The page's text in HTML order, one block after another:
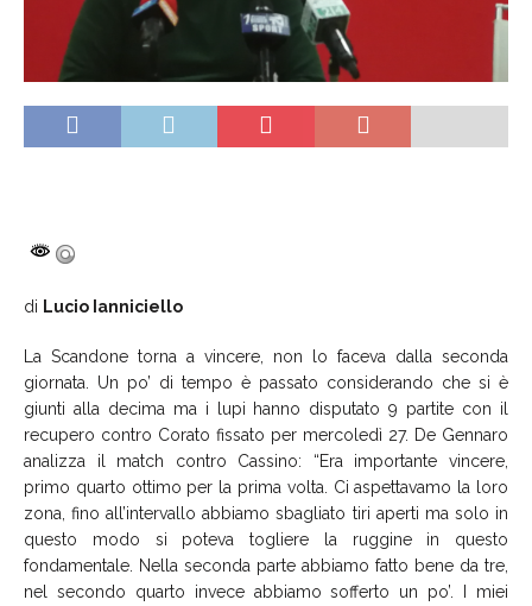
di Lucio Ianniciello
La Scandone torna a vincere, non lo faceva dalla seconda
giornata. Un po’ di tempo è passato considerando che si è
giunti alla decima ma i lupi hanno disputato 9 partite con il
recupero contro Corato fissato per mercoledì 27. De Gennaro
analizza il match contro Cassino: “Era importante vincere,
primo quarto ottimo per la prima volta. Ci aspettavamo la loro
zona, fino all’intervallo abbiamo sbagliato tiri aperti ma solo in
questo modo si poteva togliere la ruggine in questo
fondamentale. Nella seconda parte abbiamo fatto bene da tre,
nel secondo quarto invece abbiamo sofferto un po’. I miei